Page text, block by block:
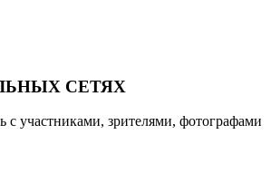
СЕТЯХ
с участниками, зрителями, фотографами